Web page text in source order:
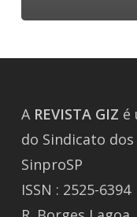
A REVISTA GIZ é
do Sindicato
SinproSP
ISSN : 2525-6394